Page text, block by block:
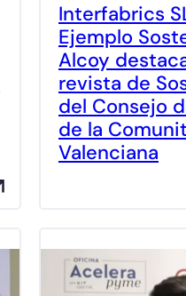
Interfabrics
Ejemplo
Alcoy
revista de
del Consejo
de la
Valenciana